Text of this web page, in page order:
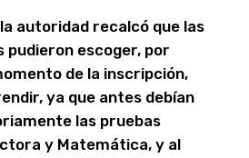
autoridad recalcó que las
pudieron escoger, por
de la inscripción,
ya que antes debían
las pruebas
y Matemática, y al